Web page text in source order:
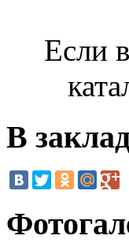
Если
В